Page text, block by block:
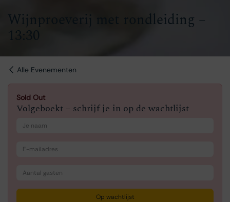
Wijnproeverij met rondleiding –
13:30
Alle Evenementen
Sold Out
Volgeboekt – schrijf je in op de wachtlijst
Op wachtlijst